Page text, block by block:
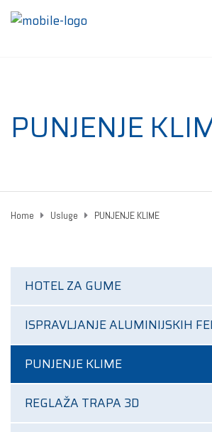
PUNJENJE
Home Usluge PUNJENJE KLIME
HOTEL ZA GUME
ISPRAVLJANJE ALUMINIJSKIH
PUNJENJE KLIME
REGLAŽA TRAPA 3D